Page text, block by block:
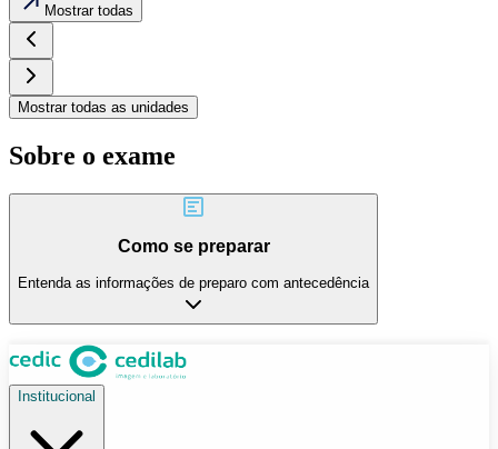
Mostrar todas
Mostrar todas as unidades
Sobre o exame
Como se preparar
Entenda as informações de preparo com antecedência
Institucional